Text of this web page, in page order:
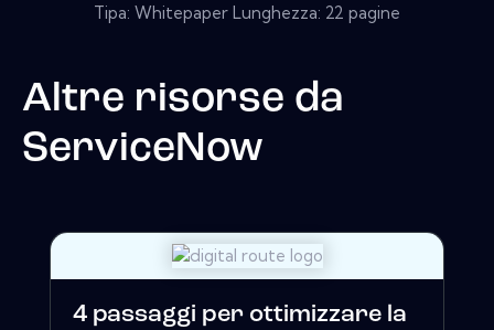
Tipa: Whitepaper Lunghezza: 22 pagine
Altre risorse da
ServiceNow
4 passaggi per ottimizzare la